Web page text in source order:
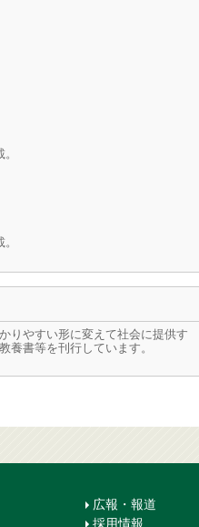
りやすい形に変えて社会に提供す
養書等を刊行しています。
広報・報道
採用情報